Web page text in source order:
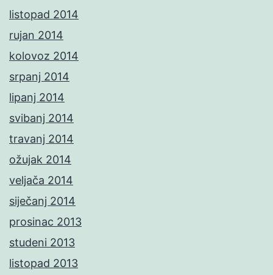
listopad 2014
rujan 2014
kolovoz 2014
srpanj 2014
lipanj 2014
svibanj 2014
travanj 2014
ožujak 2014
veljača 2014
siječanj 2014
prosinac 2013
studeni 2013
listopad 2013